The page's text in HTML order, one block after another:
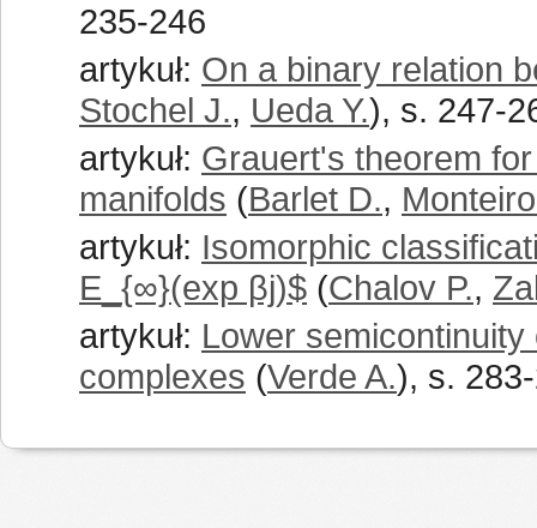
235-246
artykuł: On a binary relation
Stochel J., Ueda Y.), s. 247-
artykuł: Grauert's theorem
manifolds (Barlet D.,
artykuł: Isomorphic
E_{∞}(exp βj)$ (Chalov P.,
artykuł: Lower
complexes (Verde A.), s.